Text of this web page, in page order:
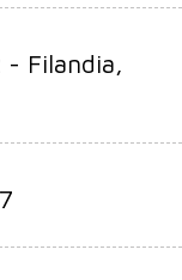
Filandia,